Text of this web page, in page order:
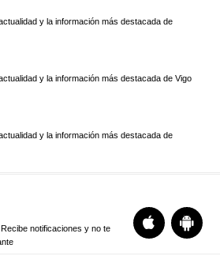
y la información más destacada de
y la información más destacada de Vigo
y la información más destacada de
notificaciones y no te